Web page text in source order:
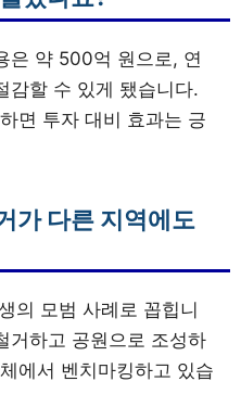
은 약 500억 원으로, 연
감할 수 있게 됐습니다.
면 투자 대비 효과는 긍
가 다른 지역에도
의 모범 사례로 꼽힙니
거하고 공원으로 조성하
에서 벤치마킹하고 있습